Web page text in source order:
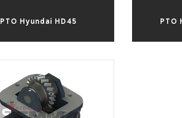
PTO Hyundai HD45 PTO